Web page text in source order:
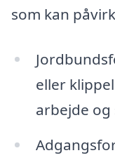
som kan
eller
arbejde og